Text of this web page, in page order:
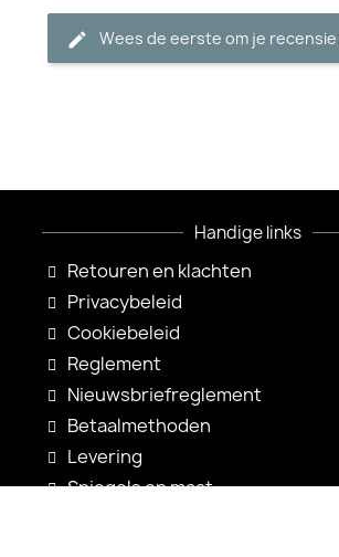
Wees de eerste om je
Handige links
Retouren en klachten
Privacybeleid
Cookiebeleid
Reglement
Nieuwsbriefreglement
Betaalmethoden
Levering
Spiegels op maat